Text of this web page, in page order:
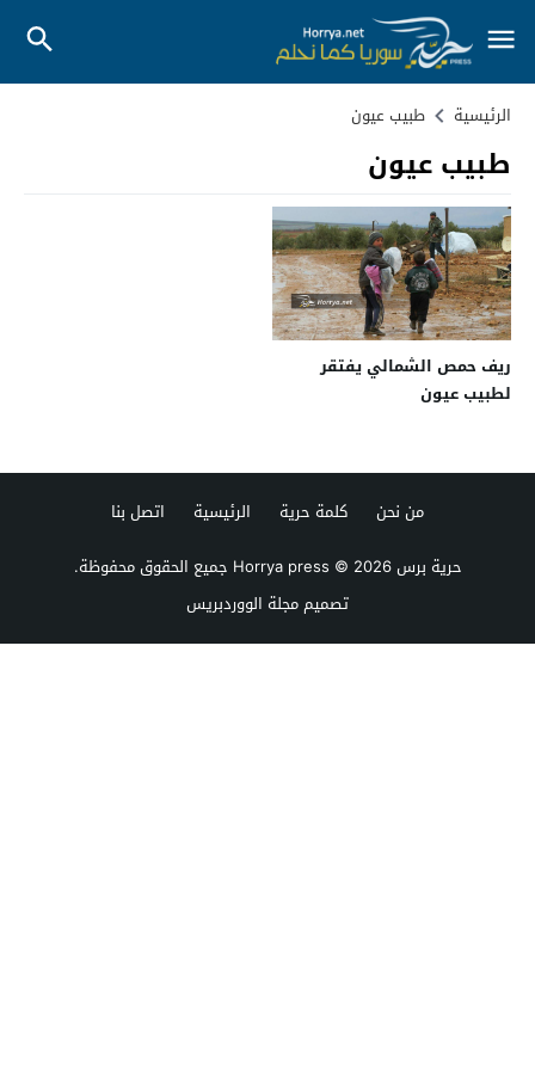
الرئيسية طبيب عيون
طبيب عيون
ريف حمص الشمالي يفتقر
لطبيب عيون
من نحن كلمة حرية الرئيسية
اتصل بنا
حرية برس Horrya press© 2026 جميع الحقوق محفوظة.
تصميممجلة الووردبريس